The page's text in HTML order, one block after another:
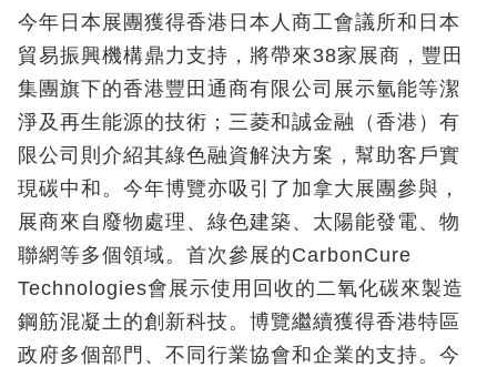
今年日本展團獲得香港日本人商工會議所和日本
貿易振興機構鼎力支持，將帶來38家展商，豐田
集團旗下的香港豐田通商有限公司展示氫能等潔
淨及再生能源的技術；三菱和誠金融（香港）有
限公司則介紹其綠色融資解決方案，幫助客戶實
現碳中和。今年博覽亦吸引了加拿大展團參與，
展商來自廢物處理、綠色建築、太陽能發電、物
聯網等多個領域。首次參展的CarbonCure
Technologies會展示使用回收的二氧化碳來製造
鋼筋混凝土的創新科技。博覽繼續獲得香港特區
政府多個部門、不同行業協會和企業的支持。今